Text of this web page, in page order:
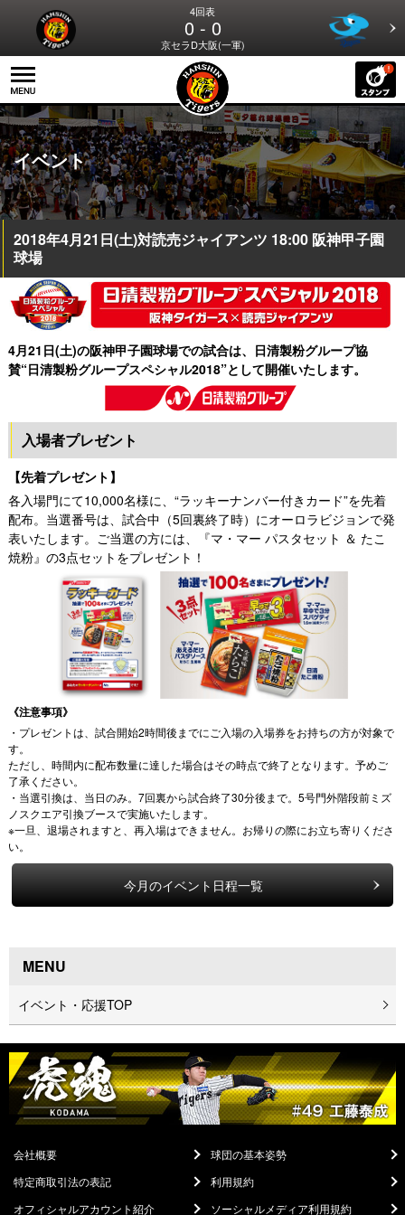
4回表
0 - 0
京セラD大阪(一軍)
イベント
2018年4月21日(土)対読売ジャイアンツ 18:00 阪神甲子園
球場
4月21日(土)の阪神甲子園球場での試合は、日清製粉グループ協
賛“日清製粉グループスペシャル2018”として開催いたします。
入場者プレゼント
【先着プレゼント】
各入場門にて10,000名様に、“ラッキーナンバー付きカード”を先着
配布。当選番号は、試合中（5回裏終了時）にオーロラビジョンで発
表いたします。ご当選の方には、『マ・マー パスタセット ＆ たこ
焼粉』の3点セットをプレゼント！
《注意事項》
・プレゼントは、試合開始2時間後までにご入場の入場券をお持ちの方が対象で
す。
ただし、時間内に配布数量に達した場合はその時点で終了となります。予めご
了承ください。
・当選引換は、当日のみ。7回裏から試合終了30分後まで。5号門外階段前ミズ
ノスクエア引換ブースで実施いたします。
※一旦、退場されますと、再入場はできません。お帰りの際にお立ち寄りくださ
い。
今月のイベント日程一覧
MENU
イベント・応援TOP
会社概要
球団の基本姿勢
特定商取引法の表記
利用規約
オフィシャルアカウント紹介
ソーシャルメディア利用規約